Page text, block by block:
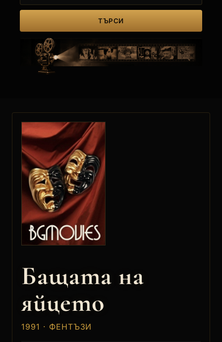
ТЪРСИ
Бащата на
яйцето
1991 · ФЕНТЪЗИ